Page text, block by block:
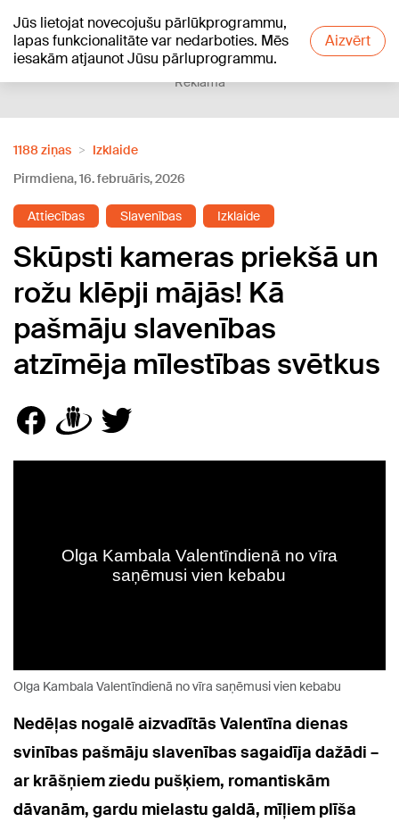
Jūs lietojat novecojušu pārlūkprogrammu,
lapas funkcionalitāte var nedarboties. Mēs
iesakām atjaunot Jūsu pārluprogrammu.
Aizvērt
+12°C
Reklāma
1188 ziņas
Izklaide
Pirmdiena, 16. februāris, 2026
Attiecības Slavenības Izklaide
Skūpsti kameras priekšā un
rožu klēpji mājās! Kā
pašmāju slavenības
atzīmēja mīlestības svētkus
Olga Kambala Valentīndienā no vīra saņēmusi vien kebabu
Nedēļas nogalē aizvadītās Valentīna dienas
svinības pašmāju slavenības sagaidīja dažādi –
ar krāšņiem ziedu pušķiem, romantiskām
dāvanām, gardu mielastu galdā, mīļiem plīša